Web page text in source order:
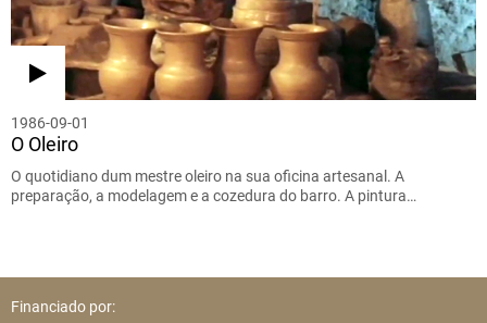
1986-09-01
O Oleiro
O quotidiano dum mestre oleiro na sua oficina artesanal. A
preparação, a modelagem e a cozedura do barro. A pintura…
Financiado por: